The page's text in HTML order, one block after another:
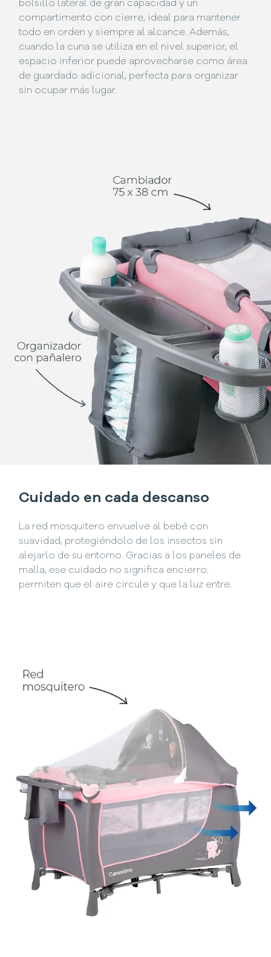
bolsillo lateral de gran capacidad y un
compartimento con cierre, ideal para mantener
todo en orden y siempre al alcance. Además,
cuando la cuna se utiliza en el nivel superior, el
espacio inferior puede aprovecharse como área
de guardado adicional, perfecta para organizar
sin ocupar más lugar.
Cuidado en cada descanso
La red mosquitero envuelve al bebé con
suavidad, protegiéndolo de los insectos sin
alejarlo de su entorno. Gracias a los paneles de
malla, ese cuidado no significa encierro:
permiten que el aire circule y que la luz entre.